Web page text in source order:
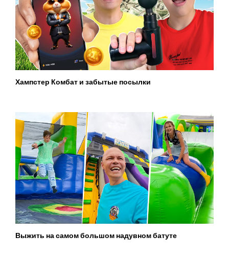
Хампстер Комбат и забытые посылки
Выжить на самом большом надувном батуте